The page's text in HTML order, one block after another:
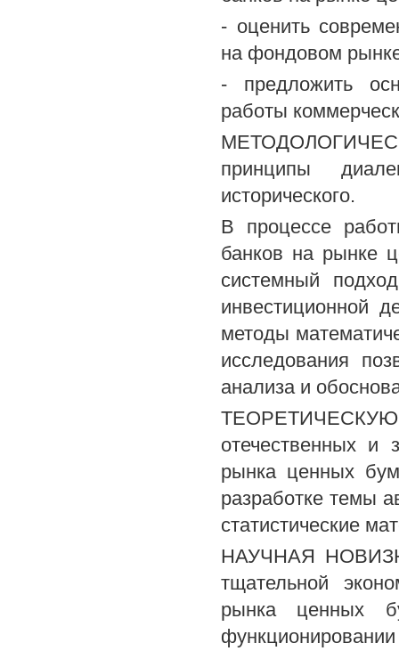
- оценить
на фондовом
- предложить
работы
принципы
исторического.
В процессе
банков на рынке
системный
инвестиционной
методы
исследования
анализа и
ТЕОРЕТИЧЕСКУЮ
отечественных и
рынка ценных
разработке темы
статистические
НАУЧНАЯ
тщательной
рынка ценных